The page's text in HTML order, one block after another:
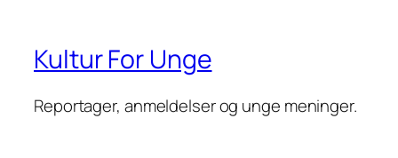
Kultur For Unge
Reportager, anmeldelser og unge meninger.